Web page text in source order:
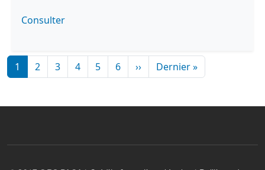
Consulter
Pagination
1 2 3 4 5 6 ››Page suivante
Dernier »Dernière page